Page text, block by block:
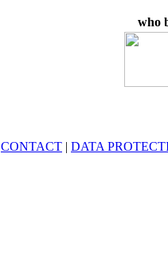
who
CONTACT | DATA